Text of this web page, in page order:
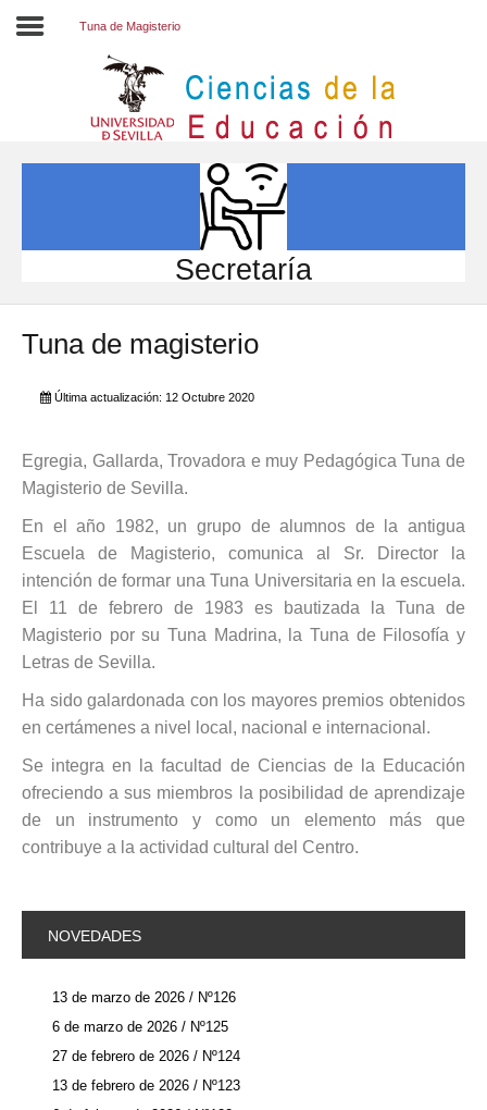
INVESTIGACIÓN
INTERNACIONAL
Directorio FCCE
Tuna de Magisterio
Secretaría
Tuna de magisterio
Última actualización: 12 Octubre 2020
Egregia, Gallarda, Trovadora e muy Pedagógica Tuna de
Magisterio de Sevilla.
En el año 1982, un grupo de alumnos de la antigua
Escuela de Magisterio, comunica al Sr. Director la
intención de formar una Tuna Universitaria en la escuela.
El 11 de febrero de 1983 es bautizada la Tuna de
Magisterio por su Tuna Madrina, la Tuna de Filosofía y
Letras de Sevilla.
Ha sido galardonada con los mayores premios obtenidos
en certámenes a nivel local, nacional e internacional.
Se integra en la facultad de Ciencias de la Educación
ofreciendo a sus miembros la posibilidad de aprendizaje
de un instrumento y como un elemento más que
contribuye a la actividad cultural del Centro.
NOVEDADES
13 de marzo de 2026 / Nº126
6 de marzo de 2026 / Nº125
27 de febrero de 2026 / Nº124
13 de febrero de 2026 / Nº123